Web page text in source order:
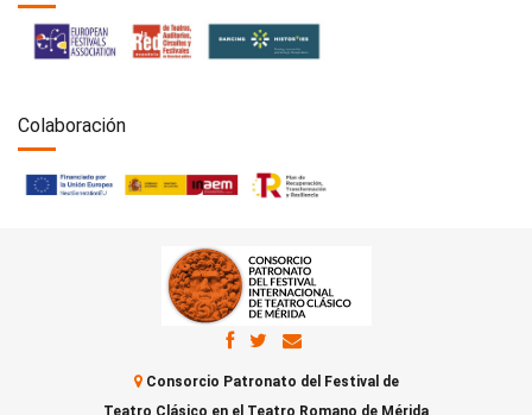
Colaboración
Consorcio Patronato del Festival de
Teatro Clásico en el Teatro Romano de Mérida